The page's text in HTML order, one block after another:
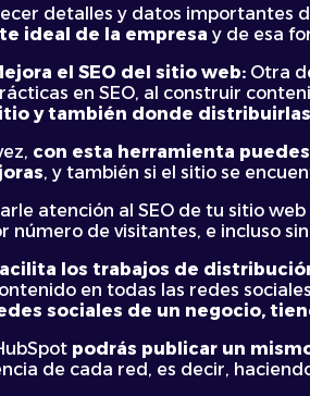
detalles y datos importantes
ideal de la empresa y de esa
el SEO del sitio web: Otra
en SEO, al construir
y también donde
con esta herramienta
, y también si el sitio se
atención al SEO de tu sitio
número de visitantes, e incluso
los trabajos de
en todas las redes
sociales de un negocio,
podrás publicar un
de cada red, es decir,